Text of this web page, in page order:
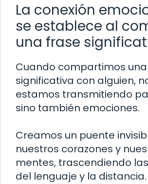
La conexión
se establece al
una frase
Cuando compartimos
significativa con alguien,
estamos transmitiendo
sino también emociones.
Creamos un puente
nuestros corazones y
mentes, trascendiendo
del lenguaje y la distancia.